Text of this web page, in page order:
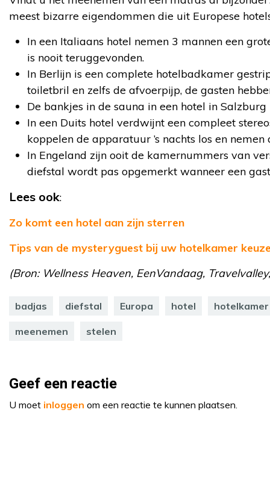
meest bizarre eigendommen die uit Europese
In een Italiaans hotel nemen 3 mannen een
is nooit teruggevonden.
In Berlijn is een complete hotelbadkamer
toiletbril en zelfs de afvoerpijp, de gasten
De bankjes in de sauna in een hotel in
In een Duits hotel verdwijnt een compleet
koppelen de apparatuur ’s nachts los en nemen
In Engeland zijn ooit de kamernummers van
diefstal wordt pas opgemerkt wanneer een
Lees ook:
Zo komt een hotel aan zijn sterren
Tips van de mysteryguest bij uw hotelkamer
(Bron: Wellness Heaven, EenVandaag,
badjas diefstal Europa hotel hotelkamer
meenemen stelen
Geef een reactie
U moet inloggen om een reactie te kunnen plaatsen.